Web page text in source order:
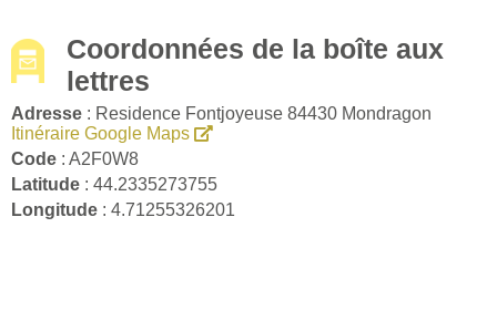
Coordonnées de la boîte aux
lettres
Adresse : Residence Fontjoyeuse 84430 Mondragon
Itinéraire Google Maps
Code : A2F0W8
Latitude : 44.2335273755
Longitude : 4.71255326201